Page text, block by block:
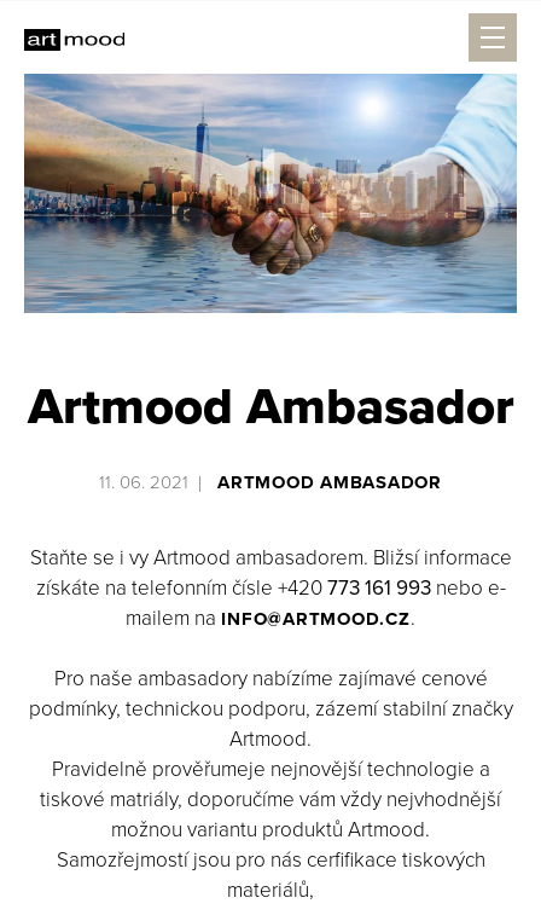
Artmood Ambasador
11. 06. 2021 ARTMOOD AMBASADOR
Staňte se i vy Artmood ambasadorem. Bližsí informace
získáte na telefonním čísle +420773 161 993nebo e-
mailem na INFO@ARTMOOD.CZ.
Pro naše ambasadory nabízíme zajímavé cenové
podmínky, technickou podporu, zázemí stabilní značky
Artmood.
Pravidelně prověřumeje nejnovější technologie a
tiskové matriály, doporučíme vám vždy nejvhodnější
možnou variantu produktů Artmood.
Samozřejmostí jsou pro nás cerfifikace tiskových
materiálů,